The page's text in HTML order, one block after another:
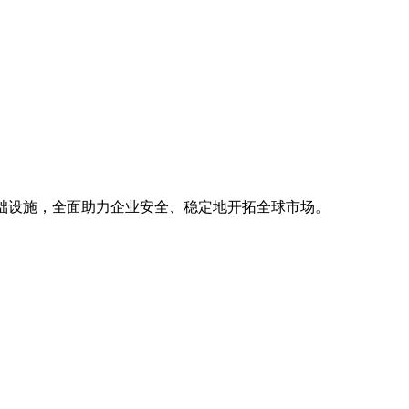
施，全面助力企业安全、稳定地开拓全球市场。